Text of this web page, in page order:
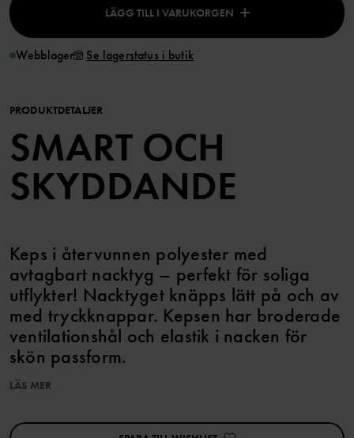
LÄGG TILL I VARUKORGEN
Webblager Se lagerstatus i butik
PRODUKTDETALJER
SMART OCH
SKYDDANDE
Keps i återvunnen polyester med
avtagbart nacktyg – perfekt för soliga
utflykter! Nacktyget knäpps lätt på och av
med tryckknappar. Kepsen har broderade
ventilationshål och elastik i nacken för
skön passform.
Artikelnummer
Tillverkningsland:Kina
LÄS MER